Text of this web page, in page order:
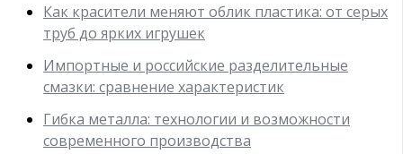
Как красители меняют облик пластика: от серых
труб до ярких игрушек
Импортные и российские разделительные
смазки: сравнение характеристик
Гибка металла: технологии и возможности
современного производства